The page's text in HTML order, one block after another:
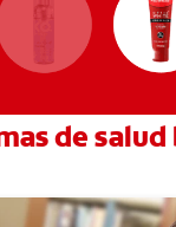
de salud